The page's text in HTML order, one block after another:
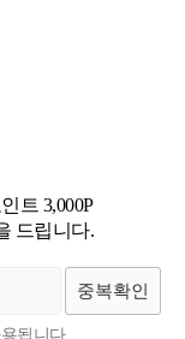
트 3,000P
드립니다.
중복확인
됩니다.